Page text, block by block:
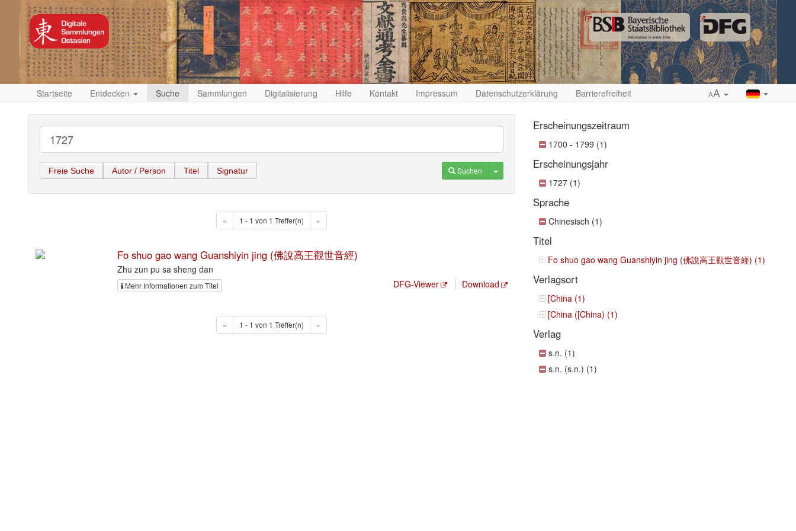
Startseite Entdecken Suche Sammlungen Digitalisierung Hilfe Kontakt Impressum Datenschutzerklärung Barrierefreiheit AA
Freie Suche Autor / Person Titel Signatur Suchen Toggle Dropdown
« 1 - 1 von 1 Treffer(n) »
Fo shuo gao wang Guanshiyin jing (佛說高王觀世音經)
Zhu zun pu sa sheng dan
Mehr Informationen zum Titel DFG-Viewer Download
« 1 - 1 von 1 Treffer(n) »
Erscheinungszeitraum
1700 - 1799 (1)
Erscheinungsjahr
1727 (1)
Sprache
Chinesisch (1)
Titel
Fo shuo gao wang Guanshiyin jing (佛說高王觀世音經) (1)
Verlagsort
[China (1)
[China ([China) (1)
Verlag
s.n. (1)
s.n. (s.n.) (1)